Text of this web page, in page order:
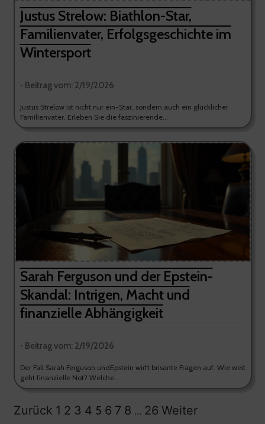
Justus Strelow: Biathlon-Star,
Familienvater, Erfolgsgeschichte im
Wintersport
⋅ Beitrag vom: 2/19/2026
Justus Strelow ist nicht nur ein-Star, sondern auch ein glücklicher
Familienvater. Erleben Sie die faszinierende...
Sarah Ferguson und der Epstein-
Skandal: Intrigen, Macht und
finanzielle Abhängigkeit
⋅ Beitrag vom: 2/19/2026
Der Fall Sarah Ferguson undEpstein wirft brisante Fragen auf. Wie weit
geht finanzielle Not? Welche...
Seitennummerierung
Zurück 1 2 3 4 5 6 7 8 … 26 Weiter